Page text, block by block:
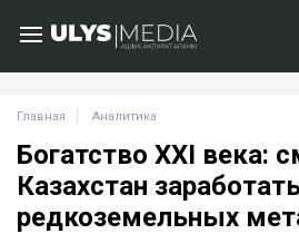
Главная Аналитика
Богатство XXI века:
Казахстан
редкоземельных